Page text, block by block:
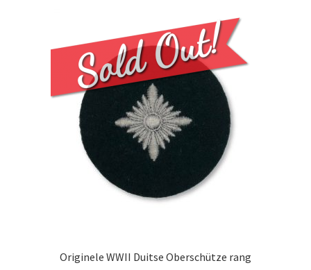
Originele WWII Duitse Oberschütze rang